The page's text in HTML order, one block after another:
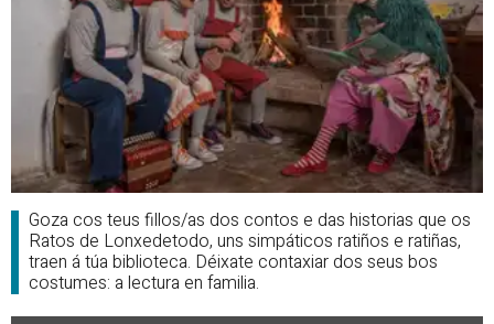
Goza cos teus fillos/as dos contos e das historias que os
Ratos de Lonxedetodo, uns simpáticos ratiños e ratiñas,
traen á túa biblioteca. Déixate contaxiar dos seus bos
costumes: a lectura en familia.